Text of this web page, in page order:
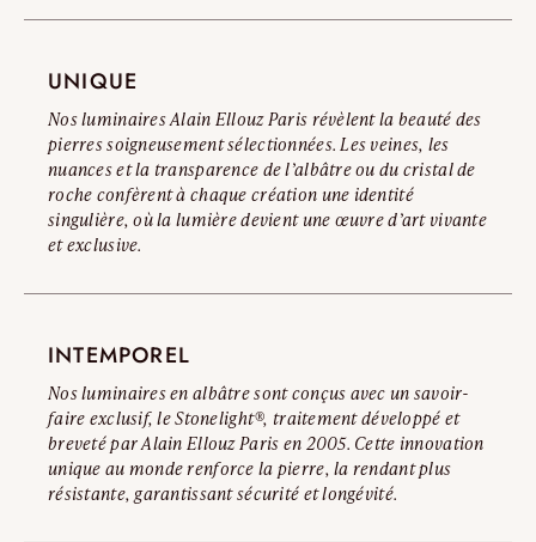
\ Oslo L3P 150 : Env. 55 kg
Diamètre :
\ Oslo L3P 60 : Ø 600 mm
\ Oslo L3P 80 : Ø 800 mm
\ Oslo L3P 90 : Ø 900 mm
\ Oslo L3P 100 : Ø 1000 mm
Lire l’avertissement complet
UNIQUE
Nos luminaires Alain Ellouz Paris révèlent la beauté des
pierres soigneusement sélectionnées. Les veines, les
nuances et la transparence de l’albâtre ou du cristal de
roche confèrent à chaque création une identité
singulière, où la lumière devient une œuvre d’art vivante
et exclusive.
INTEMPOREL
Nos luminaires en albâtre sont conçus avec un savoir-
faire exclusif, le Stonelight®, traitement développé et
breveté par Alain Ellouz Paris en 2005. Cette innovation
unique au monde renforce la pierre, la rendant plus
résistante, garantissant sécurité et longévité.